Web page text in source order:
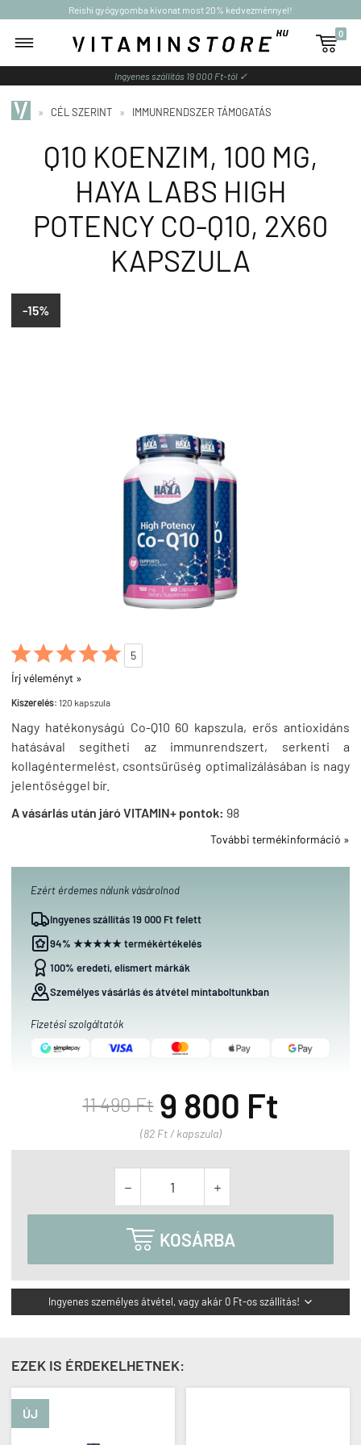
Reishi gyógygomba kivonat most 20% kedvezménnyel!

0
Ingyenes szállítás 19 000 Ft-tól ✓
» CÉL SZERINT » IMMUNRENDSZER TÁMOGATÁS
Q10 KOENZIM, 100 MG,
HAYA LABS HIGH
POTENCY CO-Q10, 2X60
KAPSZULA
-15%

5
Írj véleményt »
Kiszerelés: 120 kapszula
Nagy hatékonyságú Co-Q10 60 kapszula, erős antioxidáns
hatásával segítheti az immunrendszert, serkenti a
kollagéntermelést, csontsűrűség optimalizálásában is nagy
jelentőséggel bír.
A vásárlás után járó VITAMIN+ pontok: 98
További termékinformáció »
Ezért érdemes nálunk vásárolnod
Ingyenes szállítás 19 000 Ft felett
94% ★★★★★ termékértékelés
100% eredeti, elismert márkák
Személyes vásárlás és átvétel mintaboltunkban
Fizetési szolgáltatók
11 490 Ft 9 800 Ft
(82 Ft / kapszula)
 
 KOSÁRBA
Ingyenes személyes átvétel, vagy akár 0 Ft-os szállítás! 
EZEK IS ÉRDEKELHETNEK:
ÚJ